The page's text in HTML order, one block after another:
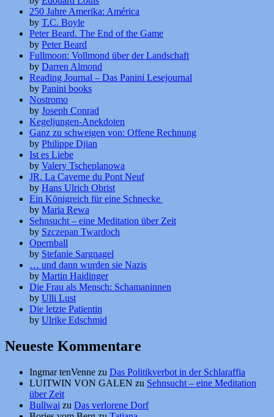
250 Jahre Amerika: América
by T.C. Boyle
Peter Beard. The End of the Game
by Peter Beard
Fullmoon: Vollmond über der Landschaft
by Darren Almond
Reading Journal – Das Panini Lesejournal
by Panini books
Nostromo
by Joseph Conrad
Kegeljungen-Anekdoten
Ganz zu schweigen von: Offene Rechnung
by Philippe Djian
Ist es Liebe
by Valery Tscheplanowa
JR. La Caverne du Pont Neuf
by Hans Ulrich Obrist
Ein Königreich für eine Schnecke
by Maria Rewa
Sehnsucht – eine Meditation über Zeit
by Szczepan Twardoch
Opernball
by Stefanie Sargnagel
… und dann wurden sie Nazis
by Martin Haidinger
Die Frau als Mensch: Schamaninnen
by Ulli Lust
Die letzte Patientin
by Ulrike Edschmid
Neueste Kommentare
Ingmar tenVenne zu Das Politikverbot in der Schlaraffia
LUITWIN VON GALEN zu Sehnsucht – eine Meditation
über Zeit
Bullwai zu Das verlorene Dorf